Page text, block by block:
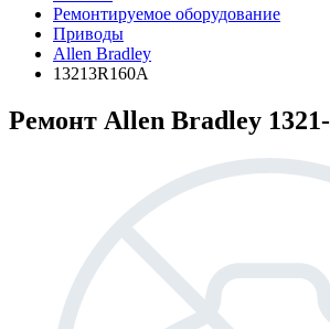
Ремонтируемое оборудование
Приводы
Allen Bradley
13213R160A
Ремонт Allen Bradley